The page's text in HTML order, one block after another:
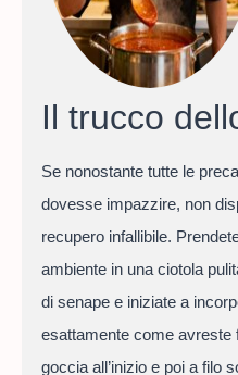
Il trucco
Se nonostante tutte le
dovesse impazzire, non
recupero infallibile.
ambiente in una ciotola
di senape e iniziate a
esattamente come avreste
goccia all’inizio e poi a filo